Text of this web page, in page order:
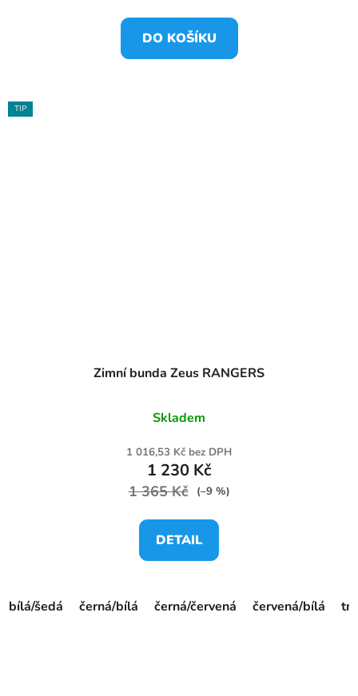
DO KOŠÍKU
TIP
Zimní bunda Zeus RANGERS
Skladem
1 016,53 Kč bez DPH
1 230 Kč
1 365 Kč (–9 %)
DETAIL
bílá/šedá černá/bílá černá/červená červená/bílá